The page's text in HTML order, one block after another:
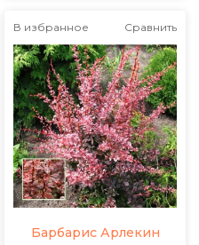
В избранное Сравнить
Барбарис Арлекин